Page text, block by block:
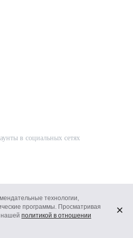
технологии,
программы. Просматривая
нашей политикой в отношении
×
в социальных сетях